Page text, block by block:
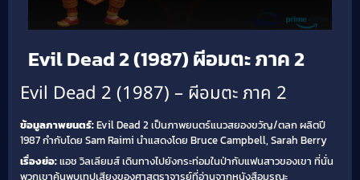
Evil Dead 2 (1987) ผีอมตะ ภาค 2
Evil Dead 2 (1987) – ผีอมตะ ภาค 2
ข้อมูลภาพยนตร์:Evil Dead 2 เป็นภาพยนตร์แนวสยองขวัญ/ตลก ผลิตปี
1987 กำกับโดย Sam Raimi นำแสดงโดย Bruce Campbell, Sarah Berry
เรื่องย่อ:แอช วิลเลียมส์ เดินทางไปยังกระท่อมในป่ากับแฟนสาวของเขา ที่นั่น
พวกเขาค้นพบเทปเสียงของศาสตราจารย์ที่อ่านจากหนังสือมรณะ